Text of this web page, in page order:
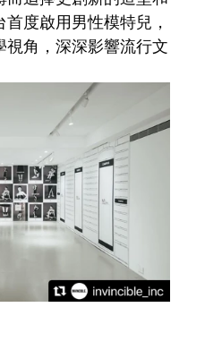
度啟用男性模特兒，
角，深深影響流行文